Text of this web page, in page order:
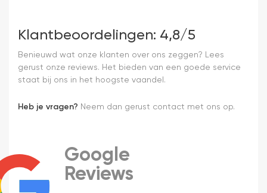
Klantbeoordelingen: 4,8/5
Benieuwd wat onze klanten over ons zeggen? Lees
gerust onze reviews. Het bieden van een goede service
staat bij ons in het hoogste vaandel.
Heb je vragen? Neem dan gerust contact met ons op.
Google
Reviews